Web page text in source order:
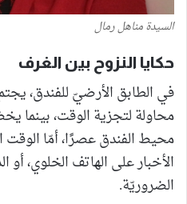
السيدة مناهل رمال
حكايا النزوح بين الغرف
في الطابق الأرضيّ للفندق،
محاولة لتجزية الوقت،
محيط الفندق عصرًا، أمّا الوقت
الأخبار على الهاتف الخلوي،
الضروريّة.